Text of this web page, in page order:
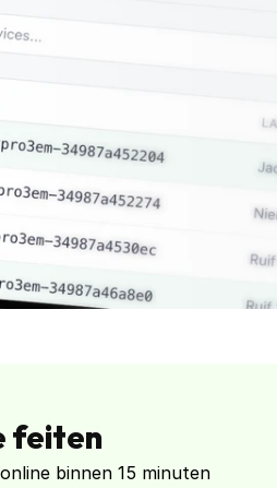
feiten
binnen 15 minuten